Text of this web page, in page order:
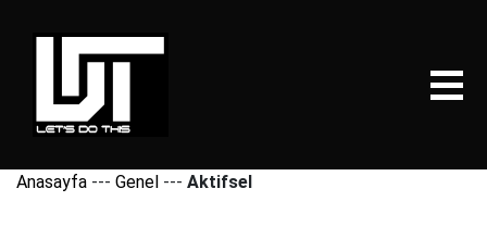
Anasayfa --- Genel --- Aktifsel